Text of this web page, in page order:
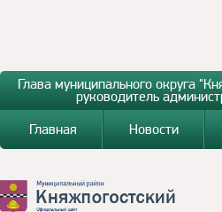
Глава муниципального округа
руководитель
Главная
Новости